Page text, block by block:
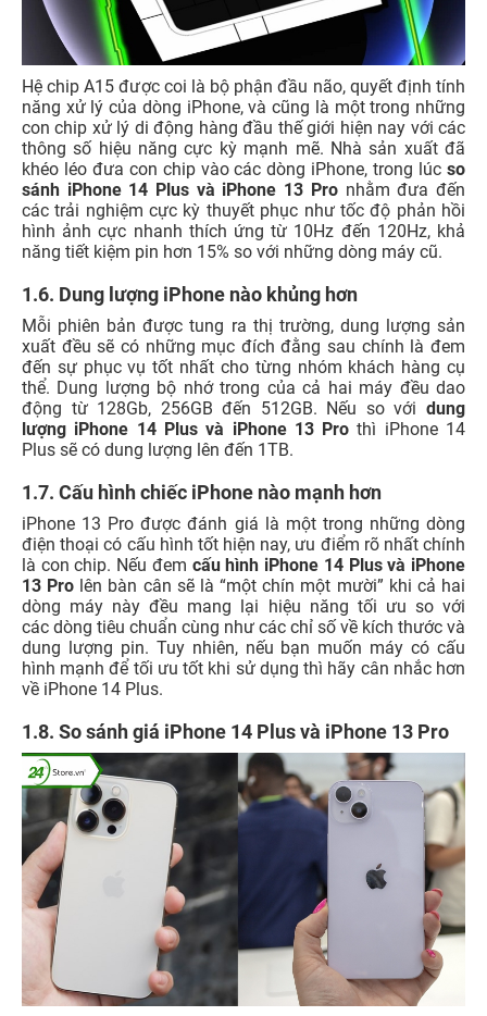
Hệ chip A15 được coi là bộ phận đầu não, quyết định tính
năng xử lý của dòng iPhone, và cũng là một trong những
con chip xử lý di động hàng đầu thế giới hiện nay với các
thông số hiệu năng cực kỳ mạnh mẽ. Nhà sản xuất đã
khéo léo đưa con chip vào các dòng iPhone, trong lúc so
sánh iPhone 14 Plus và iPhone 13 Pro nhằm đưa đến
các trải nghiệm cực kỳ thuyết phục như tốc độ phản hồi
hình ảnh cực nhanh thích ứng từ 10Hz đến 120Hz, khả
năng tiết kiệm pin hơn 15% so với những dòng máy cũ.
1.6. Dung lượng iPhone nào khủng hơn
Mỗi phiên bản được tung ra thị trường, dung lượng sản
xuất đều sẽ có những mục đích đằng sau chính là đem
đến sự phục vụ tốt nhất cho từng nhóm khách hàng cụ
thể. Dung lượng bộ nhớ trong của cả hai máy đều dao
động từ 128Gb, 256GB đến 512GB. Nếu so với dung
lượng iPhone 14 Plus và iPhone 13 Prothì iPhone 14
Plus sẽ có dung lượng lên đến 1TB.
1.7. Cấu hình chiếc iPhone nào mạnh hơn
iPhone 13 Pro được đánh giá là một trong những dòng
điện thoại có cấu hình tốt hiện nay, ưu điểm rõ nhất chính
là con chip. Nếu đem cấu hình iPhone 14 Plus và iPhone
13 Pro lên bàn cân sẽ là “một chín một mười” khi cả hai
dòng máy này đều mang lại hiệu năng tối ưu so với
các dòng tiêu chuẩn cùng như các chỉ số về kích thước và
dung lượng pin. Tuy nhiên, nếu bạn muốn máy có cấu
hình mạnh để tối ưu tốt khi sử dụng thì hãy cân nhắc hơn
về iPhone 14 Plus.
1.8. So sánh giá iPhone 14 Plus và iPhone 13 Pro